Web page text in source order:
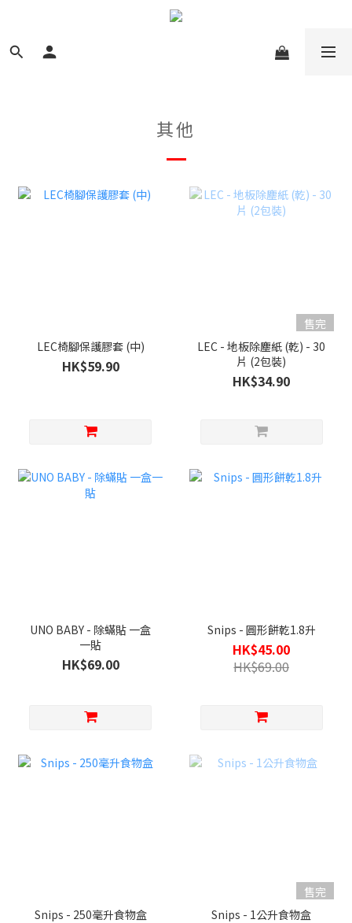
其他
LEC椅腳保護膠套 (中)
HK$59.90
售完
LEC - 地板除塵紙 (乾) - 30
片 (2包裝)
HK$34.90
UNO BABY - 除蟎貼 一盒
一貼
HK$69.00
Snips - 圓形餅乾1.8升
HK$45.00
HK$69.00
Snips - 250毫升食物盒
售完
Snips - 1公升食物盒